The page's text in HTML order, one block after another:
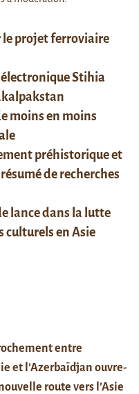
le projet ferroviaire
Stihia
moins en moins
préhistorique et
de recherches
lance dans la lutte
culturels en Asie
entre
et l’Azerbaïdjan ouvre-
route vers l’Asie